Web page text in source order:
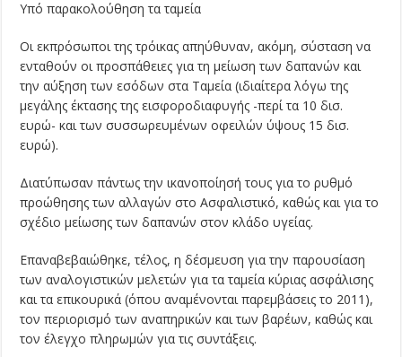
Υπό παρακολούθηση τα ταμεία
Οι εκπρόσωποι της τρόικας απηύθυναν, ακόμη, σύσταση να
ενταθούν οι προσπάθειες για τη μείωση των δαπανών και
την αύξηση των εσόδων στα Ταμεία (ιδιαίτερα λόγω της
μεγάλης έκτασης της εισφοροδιαφυγής -περί τα 10 δισ.
ευρώ- και των συσσωρευμένων οφειλών ύψους 15 δισ.
ευρώ).
Διατύπωσαν πάντως την ικανοποίησή τους για το ρυθμό
προώθησης των αλλαγών στο Ασφαλιστικό, καθώς και για το
σχέδιο μείωσης των δαπανών στον κλάδο υγείας.
Επαναβεβαιώθηκε, τέλος, η δέσμευση για την παρουσίαση
των αναλογιστικών μελετών για τα ταμεία κύριας ασφάλισης
και τα επικουρικά (όπου αναμένονται παρεμβάσεις το 2011),
τον περιορισμό των αναπηρικών και των βαρέων, καθώς και
τον έλεγχο πληρωμών για τις συντάξεις.